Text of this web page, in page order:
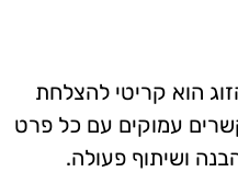
הוא קריטי להצלחת
עמוקים עם כל פרט
ושיתוף פעולה.